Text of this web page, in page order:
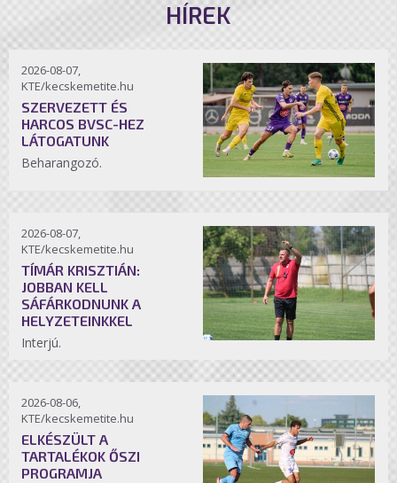
HÍREK
2026-08-07,
KTE/kecskemetite.hu
SZERVEZETT ÉS
HARCOS BVSC-HEZ
LÁTOGATUNK
Beharangozó.
2026-08-07,
KTE/kecskemetite.hu
TÍMÁR KRISZTIÁN:
JOBBAN KELL
SÁFÁRKODNUNK A
HELYZETEINKKEL
Interjú.
2026-08-06,
KTE/kecskemetite.hu
ELKÉSZÜLT A
TARTALÉKOK ŐSZI
PROGRAMJA